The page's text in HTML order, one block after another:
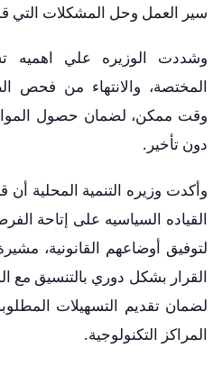
سير العمل وحل المشكلات التي
وشددت الوزيره علي اهميه
المختصة، والانتهاء من فحص
وقت ممكن، لضمان حصول
دون تأخير.
وأكدت وزيره التنمية المحلية
القياده السياسيه على إتاحة
لتوفيق أوضاعهم القانونية،
القرار بشكل دوري بالتنسيق مع
لضمان تقديم التسهيلات
المراكز التكنولوجية.